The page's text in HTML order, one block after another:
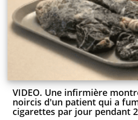
VIDEO. Une infirmière
noircis d'un patient qui a
cigarettes par jour pendant